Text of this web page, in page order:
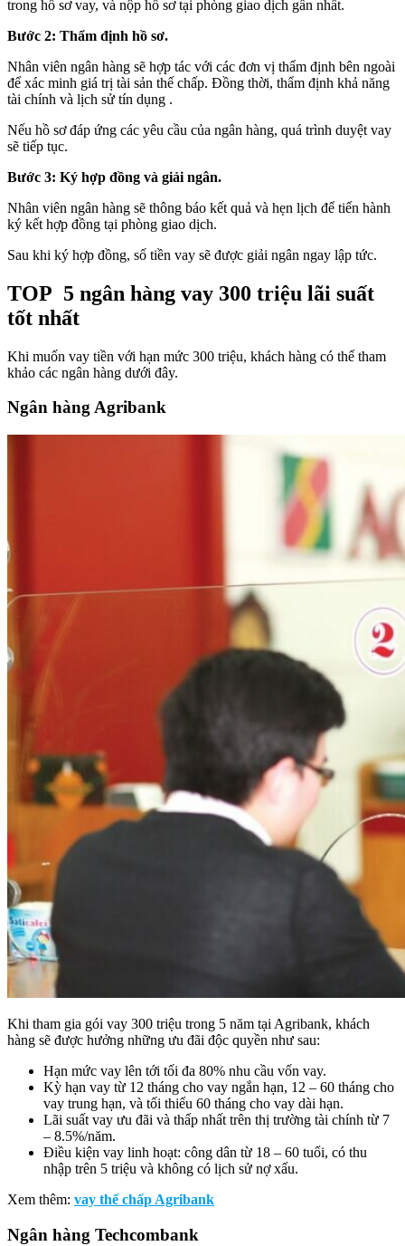
trong hồ sơ vay, và nộp hồ sơ tại phòng giao dịch gần nhất.
Bước 2: Thẩm định hồ sơ.
Nhân viên ngân hàng sẽ hợp tác với các đơn vị thẩm định bên ngoài
để xác minh giá trị tài sản thế chấp. Đồng thời, thẩm định khả năng
tài chính và lịch sử tín dụng .
Nếu hồ sơ đáp ứng các yêu cầu của ngân hàng, quá trình duyệt vay
sẽ tiếp tục.
Bước 3: Ký hợp đồng và giải ngân.
Nhân viên ngân hàng sẽ thông báo kết quả và hẹn lịch để tiến hành
ký kết hợp đồng tại phòng giao dịch.
Sau khi ký hợp đồng, số tiền vay sẽ được giải ngân ngay lập tức.
TOP 5 ngân hàng vay 300 triệu lãi suất
tốt nhất
Khi muốn vay tiền với hạn mức 300 triệu, khách hàng có thể tham
khảo các ngân hàng dưới đây.
Ngân hàng Agribank
Khi tham gia gói vay 300 triệu trong 5 năm tại Agribank, khách
hàng sẽ được hưởng những ưu đãi độc quyền như sau:
Hạn mức vay lên tới tối đa 80% nhu cầu vốn vay.
Kỳ hạn vay từ 12 tháng cho vay ngắn hạn, 12 – 60 tháng cho
vay trung hạn, và tối thiểu 60 tháng cho vay dài hạn.
Lãi suất vay ưu đãi và thấp nhất trên thị trường tài chính từ 7
– 8.5%/năm.
Điều kiện vay linh hoạt: công dân từ 18 – 60 tuổi, có thu
nhập trên 5 triệu và không có lịch sử nợ xấu.
Xem thêm: vay thế chấp Agribank
Ngân hàng Techcombank